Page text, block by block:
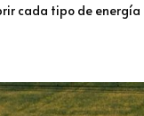
cada tipo de